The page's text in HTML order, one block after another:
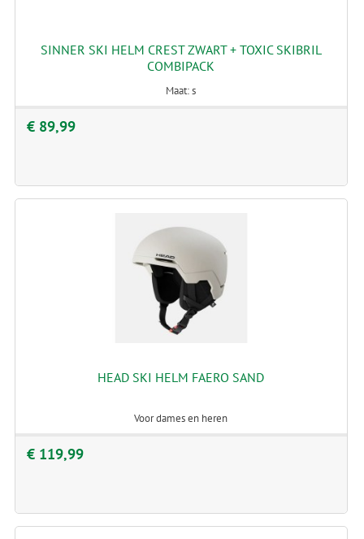
SINNER SKI HELM CREST ZWART + TOXIC SKIBRIL
COMBIPACK
Maat: s
€ 89,99
HEAD SKI HELM FAERO SAND
Voor dames en heren
€ 119,99